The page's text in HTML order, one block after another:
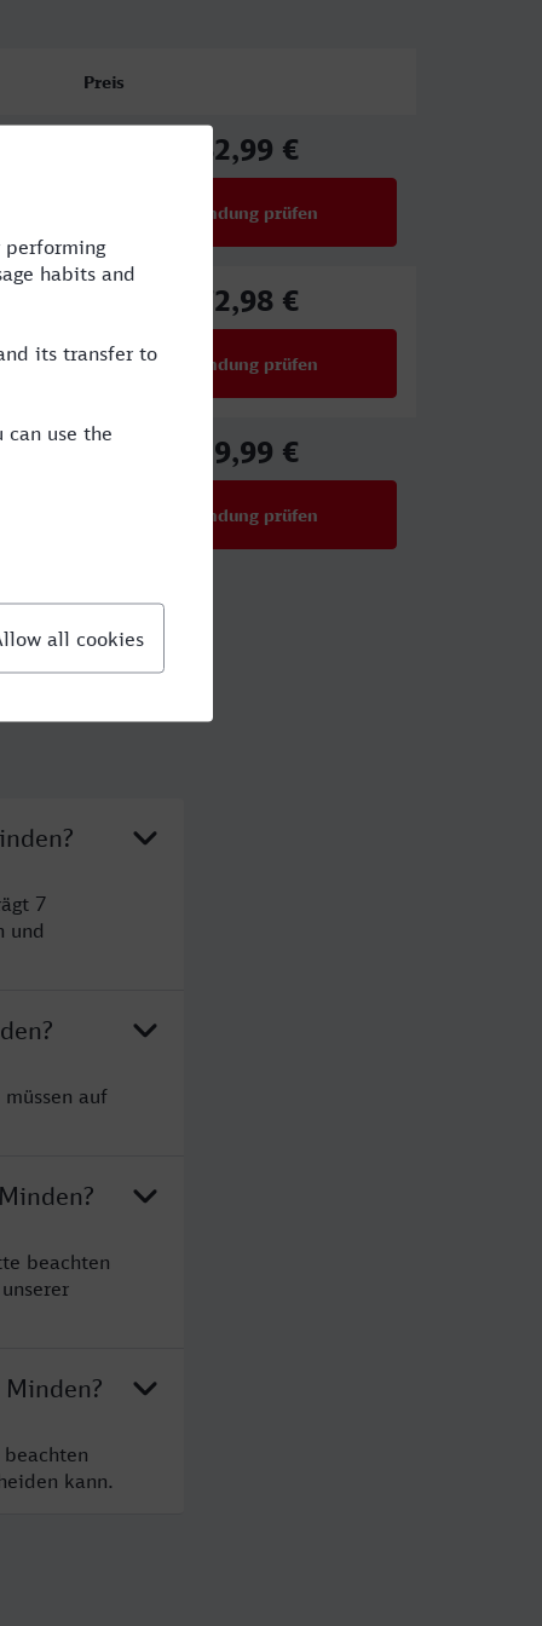
Preis
82,99 €
Verbindung prüfen
72,98 €
Verbindung prüfen
39,99 €
Verbindung prüfen
7
und
auf
beachten
kann.